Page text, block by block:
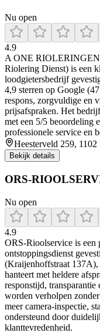
Nu open
4.9
A ONE
Riolering Dienst) is een
loodgietersbedrijf
4,9 sterren op Google
respons, zorgvuldige en
prijsafspraken. Het
met een 5/5 beoordeling
professionele service en
Heesterveld 259,
Bekijk details
ORS-
Nu open
4.9
ORS‑Rioolservice is een
ontstoppingsdienst
(Kraijenhoffstraat 137A),
hanteert met heldere
responstijd,
worden verholpen
meer camera‑inspectie,
ondersteund door
klanttevredenheid.